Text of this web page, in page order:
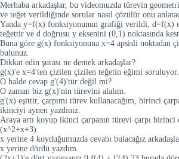
Merhaba arkadaşlar, bu videomuzda türevin
ve teğet verildiğinde sorular nasıl çözülür onu
Yanda y=f(x) fonksiyonunun grafiği verildi, d=f(x)
teğettir ve d doğrusu y eksenini (0,1) noktasında
Buna göre g(x) fonksiyonuna x=4 apsisli noktadan
bulunuz.
Dikkat edin şurası ne demek arkadaşlar?
g(x)'e x=4'ten çizilen çizilen teğetin eğimi soruluyor.
O halde cevap g'(4)'tür değil mi?
O zaman biz g(x)'nin türevini alalım.
g'(x) eşittir, çarpımı türev kullanacağım, birinci
ikinciyi aynen yazdınız.
Araya artı koyup ikinci çarpanın türevi çarpı birinci
(x^2+x+3).
x yerine 4 koyduğumuzda cevabı bulacağız
x yerine dördü yazdım.